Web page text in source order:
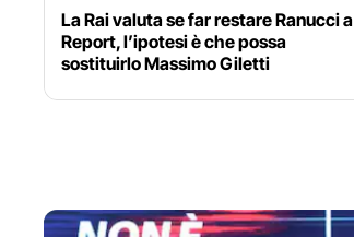
La Rai valuta se far restare Ranucci a
Report, l’ipotesi è che possa
sostituirlo Massimo Giletti